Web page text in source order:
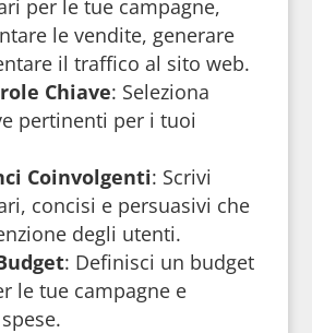
per le tue campagne,
le vendite, generare
il traffico al sito web.
Chiave: Seleziona
pertinenti per i tuoi
Coinvolgenti: Scrivi
concisi e persuasivi che
degli utenti.
: Definisci un budget
le tue campagne e